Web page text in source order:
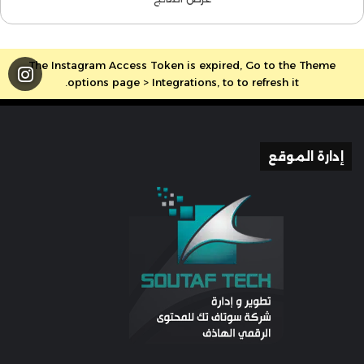
الحرية وقيمتها، وأهم الأثار الإيجابية لها، وأن مجالها الأوسع
هو قضايا الشعوب ومطالبها، ثم عرض بعد ذلك بعض أوجه
التحريف التي تتعرض لها الحرية من قبل المستبدين
الهادفة والحرية الزائفة الناسفة.
حرية التعبير: فطرة الله التي فطر الناس عليها
المؤلف في هذا الصدد على فكرة أساسية، وهي أن الحرية
صفة فطرية في الإنسان، ويستدل لذلك بما يلي:
ـ أن أول تعليم علمه الله لآدم عليه السلام هو الكلام
ـ أن أول شيء علم الله عز وجل لآدم بعد خلقه أو مع خلقه
The Instagram Access Token is expired, Go to the Theme
options page > Integrations, to to refresh it.
إدارة الموقع